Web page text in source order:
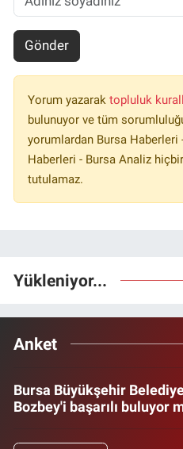
Gönder
Yorum yazarak topluluk
bulunuyor ve tüm
yorumlardan Bursa Haberleri
Haberleri - Bursa Analiz
tutulamaz.
Yükleniyor...
Anket
Bursa Büyükşehir
Bozbey'i başarılı buluyor